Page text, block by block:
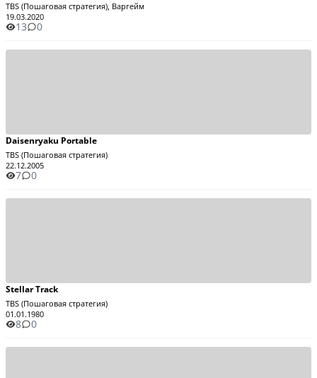
TBS (Пошаговая стратегия), Варгейм
19.03.2020
13 0
Daisenryaku Portable
TBS (Пошаговая стратегия)
22.12.2005
7 0
Stellar Track
TBS (Пошаговая стратегия)
01.01.1980
8 0